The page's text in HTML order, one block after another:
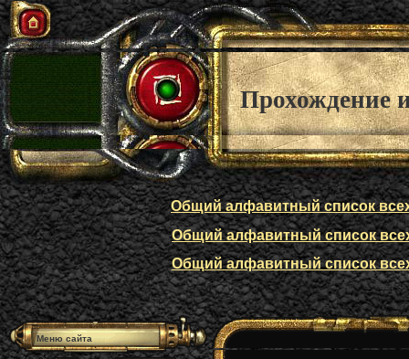
Прохождение
Общий алфавитный список
Общий алфавитный список
Общий алфавитный список
Меню сайта